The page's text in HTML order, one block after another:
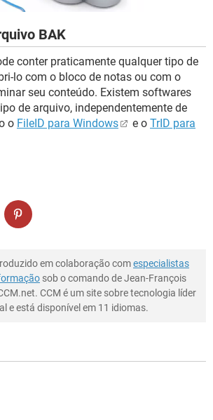
BAK
conter praticamente qualquer tipo de
lo com o bloco de notas ou com o
seu conteúdo. Existem softwares
de arquivo, independentemente de
o FileID para Windows e o TrID para
em colaboração comespecialistas
sob o comando de Jean-François
CCM é um site sobre tecnologia líder
e está disponível em 11 idiomas.